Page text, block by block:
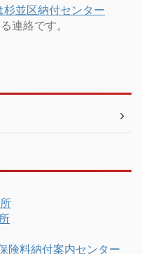
杉並区納付センター
連絡です。
険料納付案内センター